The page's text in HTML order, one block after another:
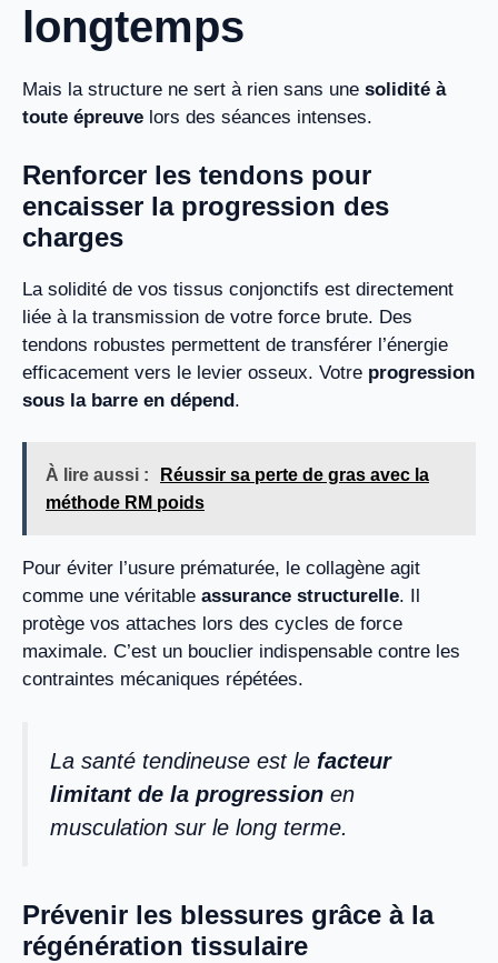
longtemps
Mais la structure ne sert à rien sans une solidité à
toute épreuve lors des séances intenses.
Renforcer les tendons pour
encaisser la progression des
charges
La solidité de vos tissus conjonctifs est directement
liée à la transmission de votre force brute. Des
tendons robustes permettent de transférer l’énergie
efficacement vers le levier osseux. Votre progression
sous la barre en dépend.
À lire aussi :
Réussir sa perte de gras avec la
méthode RM poids
Pour éviter l’usure prématurée, le collagène agit
comme une véritable assurance structurelle. Il
protège vos attaches lors des cycles de force
maximale. C’est un bouclier indispensable contre les
contraintes mécaniques répétées.
La santé tendineuse est le facteur
limitant de la progression en
musculation sur le long terme.
Prévenir les blessures grâce à la
régénération tissulaire